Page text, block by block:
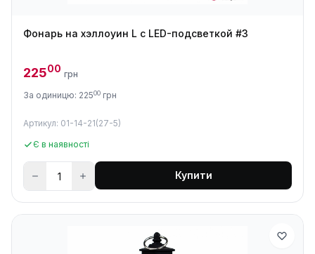
Фонарь на хэллоуин L с LED-подсветкой #3
22500 грн
За одиницю: 22500 грн
Артикул: 01-14-21(27-5)
Є в наявності
Купити